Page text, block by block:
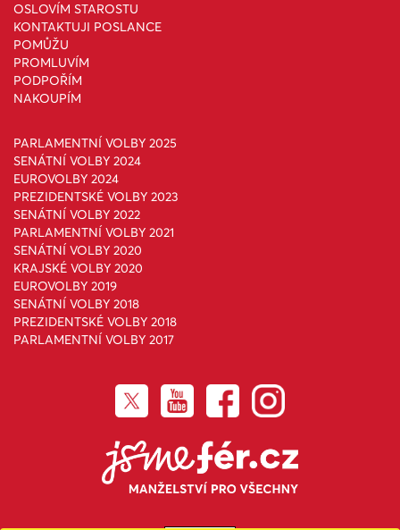
OSLOVÍM STAROSTU
KONTAKTUJI POSLANCE
POMŮŽU
PROMLUVÍM
PODPOŘÍM
NAKOUPÍM
PARLAMENTNÍ VOLBY 2025
SENÁTNÍ VOLBY 2024
EUROVOLBY 2024
PREZIDENTSKÉ VOLBY 2023
SENÁTNÍ VOLBY 2022
PARLAMENTNÍ VOLBY 2021
SENÁTNÍ VOLBY 2020
KRAJSKÉ VOLBY 2020
EUROVOLBY 2019
SENÁTNÍ VOLBY 2018
PREZIDENTSKÉ VOLBY 2018
PARLAMENTNÍ VOLBY 2017